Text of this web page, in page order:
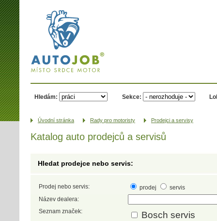
AUTOJOB.cz -
místo srdce
motor
Hledám: Sekce:
Úvodní­ stránka Rady pro motoristy Prodejci a servisy
Katalog auto prodejců a servisů
Hledat prodejce nebo servis:
Prodej nebo servis: prodej
servis
Název dealera:
Seznam značek:
Bosch servis